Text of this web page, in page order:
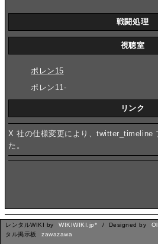
戦闘処理
視聴室
ポレン15
ポレン11-
リンク
X 社の仕様変更により、twitter_timeline
た。
レンタルWIKI by WIKIWIKI.jp* / Designed by
タル掲示板
zawazawa